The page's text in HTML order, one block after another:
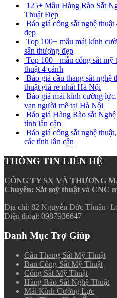
125+ Mẫu Hàng Rào Sắt
Thuật Đẹp
Báo giá cổng sắt nghệ
đẹp
Top 100+ mẫu mái kính
sân thượng đẹp
Top 100+ mẫu cổng sắt mỹ
thuật 4 cánh
Báo giá cầu thang sắt nghệ
thuật giá rẻ nhất Hà Nội
Báo giá mái kính cường
vạn người mê tại Hà Nội
Báo giá Hàng Rào sắt
tỉnh lân cận
Báo giá cổng sắt nghệ
các tỉnh lân cận
THÔNG TIN LIÊN HỆ
CÔNG TY SX VÀ THƯƠNG
Chuyên: Sắt mỹ thuật và CNC
Địa chỉ: 82 Nguyễn Đức Thuận-
Điện thoại: 0987936647
Danh Mục Trợ Giúp
Cầu Thang Sắt Mỹ Thuật
Ban Công Sắt Mỹ Thuật
Cổng Sắt Mỹ Thuật
Hàng Rào Sắt Nghệ Thuật
Mái Kính Cường Lực